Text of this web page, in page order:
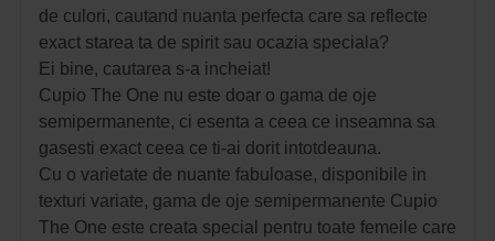
de culori, cautand nuanta perfecta care sa reflecte
exact starea ta de spirit sau ocazia speciala?
Ei bine, cautarea s-a incheiat!
Cupio The One nu este doar o gama de oje
semipermanente, ci esenta a ceea ce inseamna sa
gasesti exact ceea ce ti-ai dorit intotdeauna.
Cu o varietate de nuante fabuloase, disponibile in
texturi variate, gama de oje semipermanente Cupio
The One este creata special pentru toate femeile care